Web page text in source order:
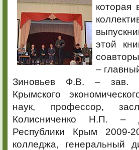
которая
этой
–
Зиновьев Ф.В. – зав.
Крымского
наук, профессор,
Колисниченко Н.П. –
Республики Крым 2009-
колледжа, генеральный